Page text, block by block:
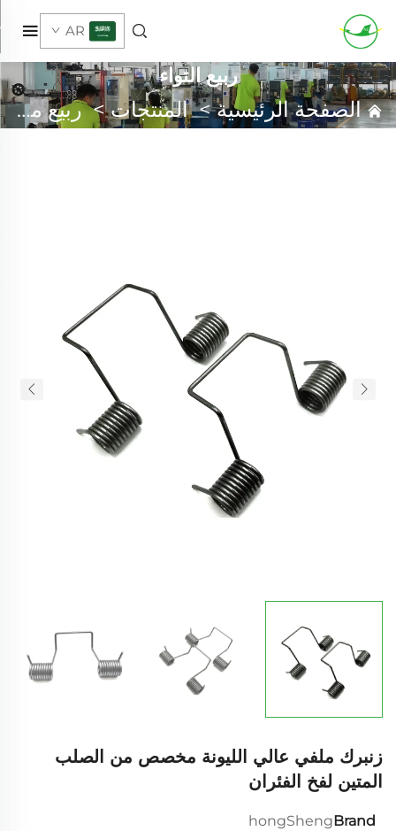
AR
ربيع التواء
الصفحة الرئيسية>المنتجات>ربيع مخصص
زنبرك ملفي عالي الليونة مخصص من الصلب
المتين لفخ الفئران
Brand
hongSheng